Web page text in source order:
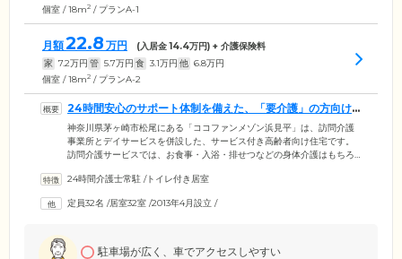
個室 / 18m2 / プランA-1
月額22.8 万円 (入居金14.4万円) + 介護保険料
家 7.2万円 管 5.7万円 食 3.1万円 他 6.8万円
個室 / 18m2 / プランA-2
24時間安心のサポート体制を備えた、「要介護」の方向け
の住まいです
神奈川県茅ヶ崎市松尾にある「ココファンメゾン浜見平」は、訪問介護
事業所とデイサービスを併設した、サービス付き高齢者向け住宅です。
訪問介護サービスでは、お食事・入浴・排せつなどの身体介護はもちろ
ートまで、幅広い手助けを行っています。ご入居条件を「要介護」の方
心してお過ごしいただけるよう、ケアスタッフを24時間365日体制で配
24時間介護士常駐 /トイレ付き居室
定員32名 /居室32室 /2013年4月設立 /
駐車場が広く、車でアクセスしやすい